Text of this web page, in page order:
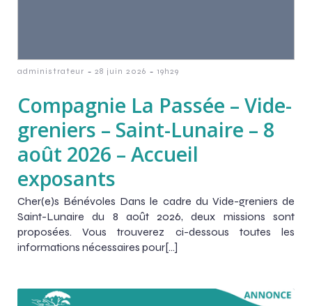
administrateur - 28 juin 2026 - 19h29
Compagnie La Passée – Vide-
greniers – Saint-Lunaire – 8
août 2026 – Accueil
exposants
Cher(e)s Bénévoles Dans le cadre du Vide-greniers de
Saint-Lunaire du 8 août 2026, deux missions sont
proposées. Vous trouverez ci-dessous toutes les
informations nécessaires pour[…]